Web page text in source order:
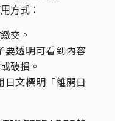
方式：
交。
要透明可看到內容
破損。
文標明「離開日